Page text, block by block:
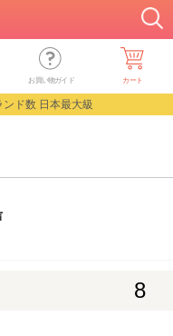
お買い物ガイド カート
ド数 日本最大級
8